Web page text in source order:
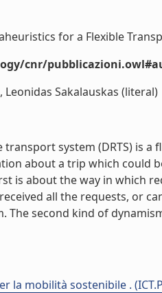
for a Flexible
cnr/
Sakalauskas (literal)
transport system (DRTS) is
about a trip which could
is about the way in which
all the requests, or
The second kind of
la mobilità sostenibile .